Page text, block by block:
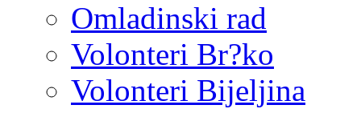
Omladinski rad
Volonteri Br?ko
Volonteri Bijeljina